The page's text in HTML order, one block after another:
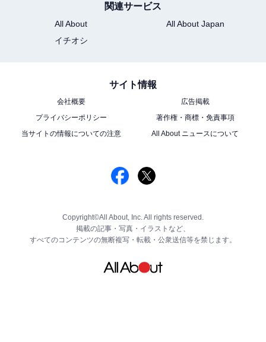
関連サービス
All About
All About Japan
イチオシ
サイト情報
会社概要
広告掲載
プライバシーポリシー
著作権・商標・免責事項
当サイトの情報についての注意
All About ニュースについて
Copyright©All About, Inc. All rights reserved.
掲載の記事・写真・イラストなど、
すべてのコンテンツの無断複写・転載・公衆送信等を禁じます。